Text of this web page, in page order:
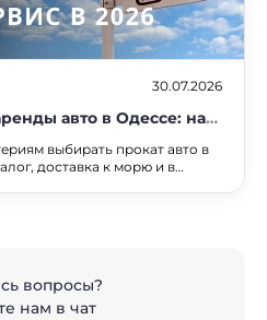
30.07.2026
авто в Одессе: на
выбирать прокат авто в
доставка к морю и в
вопросы?
нам в чат